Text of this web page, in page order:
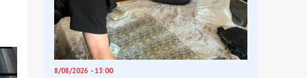
8/08/2026 - 13:00